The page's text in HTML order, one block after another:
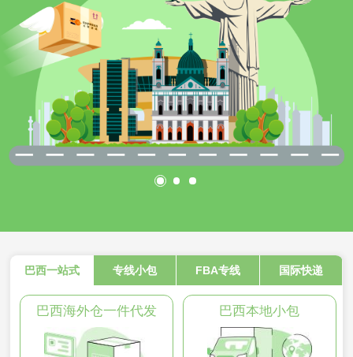
巴西一站式 专线小包 FBA专线 国际快递
巴西海外仓一件代发 巴西本地小包